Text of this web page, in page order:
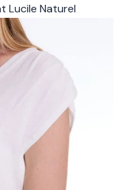
Lucile Naturel